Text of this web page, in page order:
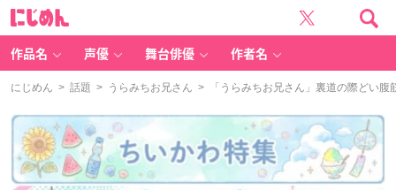
作品名 声優 舞台俳優 作者名
にじめん > 話題 > うらみちお兄さん > 「うらみちお兄さん」裏道の際どい腹